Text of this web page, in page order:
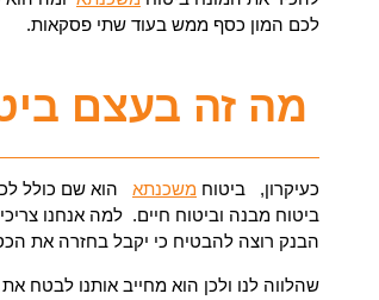
לכם המון כסף ממש בעוד שתי פסקאות.
מה זה בעצם
כעיקרון, ביטוח משכנתא הוא שם כולל
ביטוח מבנה וביטוח חיים. למה אנחנו
הבנק רוצה להבטיח כי יקבל בחזרה את
שהלווה לנו ולכן הוא מחייב אותנו לבטח את